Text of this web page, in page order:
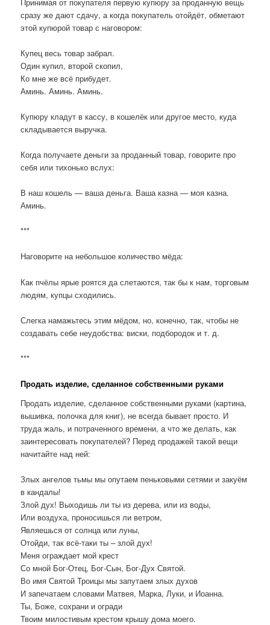
сразу же дают сдачу, а когда покупатель отойдёт, обметают
этой купюрой товар с наговором:
Купец весь товар забрал.
Один купил, второй скопил,
Ко мне же всё прибудет.
Аминь. Аминь. Аминь.
Купюру кладут в кассу, в кошелёк или другое место, куда
складывается выручка.
Когда получаете деньги за проданный товар, говорите про
себя или тихонько вслух:
В наш кошель — ваша деньга. Ваша казна — моя казна.
Аминь.
***
Наговорите на небольшое количество мёда:
Как пчёлы ярые роятся да слетаются, так бы к нам, торговым
людям, купцы сходились.
Слегка намажьтесь этим мёдом, но, конечно, так, чтобы не
создавать себе неудобства: виски, подбородок и т. д.
***
Продать изделие, сделанное собственными руками
Продать изделие, сделанное собственными руками (картина,
вышивка, полочка для книг), не всегда бывает просто. И
труда жаль, и потраченного времени, а что же делать, как
заинтересовать покупателей? Перед продажей такой вещи
начитайте над ней:
Злых ангелов тьмы мы опутаем пеньковыми сетями и закуём
в кандалы!
Злой дух! Выходишь ли ты из дерева, или из воды,
Или воздуха, проносишься ли ветром,
Являешься от солнца или луны,
Отойди, так всё-таки ты – злой дух!
Меня ограждает мой крест
Со мной Бог-Отец, Бог-Сын, Бог-Дух Святой.
Во имя Святой Троицы мы запутаем злых духов
И запечатаем словами Матвея, Марка, Луки, и Иоанна.
Ты, Боже, сохрани и огради
Твоим милостивым крестом крышу дома моего.